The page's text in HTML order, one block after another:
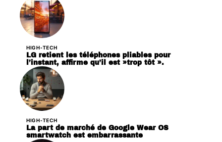
HIGH-TECH
LG retient les téléphones pliables pour
l’instant, affirme qu’il est »trop tôt ».
HIGH-TECH
La part de marché de Google Wear OS
smartwatch est embarrassante